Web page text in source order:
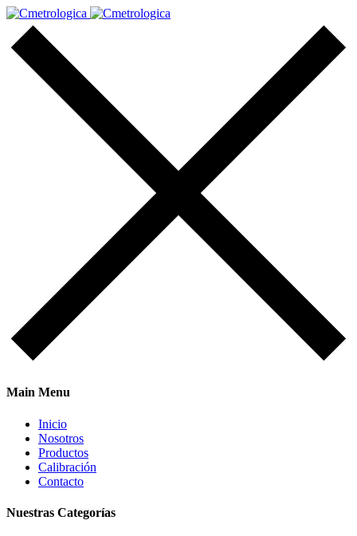
Main Menu
Inicio
Nosotros
Productos
Calibración
Contacto
Nuestras Categorías